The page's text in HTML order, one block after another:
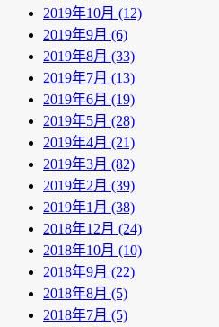
2019年10月 (12)
2019年9月 (6)
2019年8月 (33)
2019年7月 (13)
2019年6月 (19)
2019年5月 (28)
2019年4月 (21)
2019年3月 (82)
2019年2月 (39)
2019年1月 (38)
2018年12月 (24)
2018年10月 (10)
2018年9月 (22)
2018年8月 (5)
2018年7月 (5)